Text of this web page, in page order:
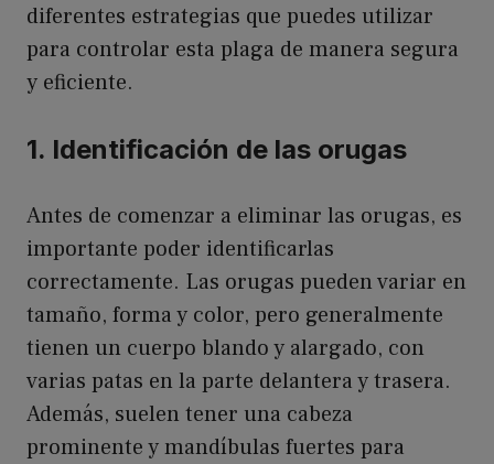
diferentes estrategias que puedes utilizar
para controlar esta plaga de manera segura
y eficiente.
1. Identificación de las orugas
Antes de comenzar a eliminar las orugas, es
importante poder identificarlas
correctamente. Las orugas pueden variar en
tamaño, forma y color, pero generalmente
tienen un cuerpo blando y alargado, con
varias patas en la parte delantera y trasera.
Además, suelen tener una cabeza
prominente y mandíbulas fuertes para